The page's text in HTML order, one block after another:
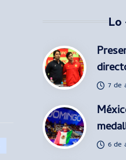
Lo
7 de
6 de